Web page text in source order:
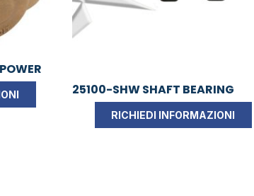
25100-SHW SHAFT BEARING
RICHIEDI INFORMAZIONI